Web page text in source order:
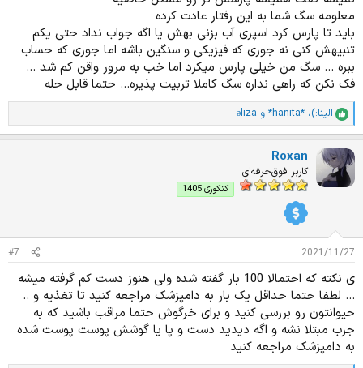
حیوون های خونگی مشورت کنی از این جهت بهت میگم که مثلا بقیه
وقتی میخوان حیوونشون رو تربیت کنن خیلی ممکنه جدی تر باهاش
برخورد کنن و حیوون تو خب نمیشه اونقدر جدی باهاش برخورد کرد
چون ممکنه با خشونت اشتباه بگیره !​
نکته اضافی 3 : راستش شیتزو ها یه کم سر و صدا دارن به هر حال ولی
احتمالا الان بیشتر سر و صدا داره اونم به خاطر عصبانیتشه حالا من
نمیدونم چقدر سر و صدا منظورته ولی خب اینا یه کم سر و صدا دارن اما
مورد تو احتمالا بعد خوب شدن باید سر و صداش کمتر بشه ( اگه
همینقدر کم شدن برات کافی باشه )​
نکته اضافی 4 : اگه واقعا تا آخر این مطلب رو خوندی بهت تبریک میگم
تو واقعا آدم صبوری برای نگهداری پت هستی
راهی وجود داره که این بشر کمتر سر و صدا بکنه و من بتونم توی آپارتمان
نگهش دارم؟
معلومه سگ شما به این رفتار عادت کرده
باید تا پارس کرد اسپری آب بزنی بهش یا اگه جواب نداد حتی یکم
تنبیهش کنی نه جوری که فیزیکی و سنگین باشه اما جوری که حساب
ببره … سگ من خیلی پارس میکرد اما خب به مرور واقن کم شد …
فک نکن که راهی نداره سگ کاملا تربیت پذیره… حتما قابل حله
ا
م
ت
ی
ا
ز
الینا:)، *hanita* و əliza
Roxan
کاربر فوق‌حرفه‌ای
کنکوری 1405
2021/11/27
#7
ی نکته که احتمالا 100 بار گفته شده ولی هنوز دست کم گرفته میشه
... لطفا حتما حداقل یک بار به دامپزشک مراجعه کنید تا تغذیه و ..
حیوانتون رو بررسی کنید و برای خرگوش حتما مراقب باشید که به
جرب مبتلا نشه و اگه دیدید دست و پا یا گوشش پوست پوست شده
به دامپزشک مراجعه کنید